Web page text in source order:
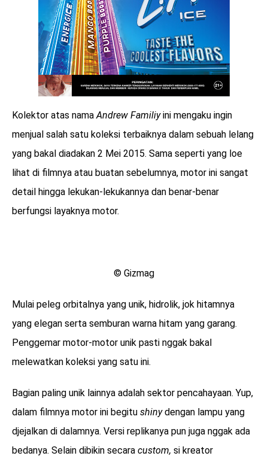
Kolektor atas namaAndrew Familiyini mengaku ingin
menjual salah satu koleksi terbaiknya dalam sebuah lelang
yang bakal diadakan 2 Mei 2015. Sama seperti yang loe
lihat di filmnya atau buatan sebelumnya, motor ini sangat
detail hingga lekukan-lekukannya dan benar-benar
berfungsi layaknya motor.
© Gizmag
Mulai peleg orbitalnya yang unik, hidrolik, jok hitamnya
yang elegan serta semburan warna hitam yang garang.
Penggemar motor-motor unik pasti nggak bakal
melewatkan koleksi yang satu ini.
Bagian paling unik lainnya adalah sektor pencahayaan. Yup,
dalam filmnya motor ini begitu shinydengan lampu yang
djejalkan di dalamnya. Versi replikanya pun juga nggak ada
bedanya. Selain dibikin secara custom, si kreator